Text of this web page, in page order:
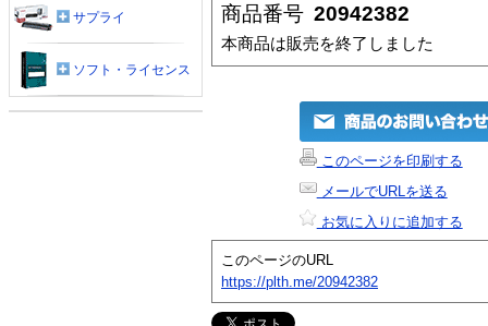
商品番号 20942382
本商品は販売を終了しました
このページを印刷する
メールでURLを送る
お気に入りに追加する
このページのURL
https://plth.me/20942382
サプライ
ソフト・ライセンス